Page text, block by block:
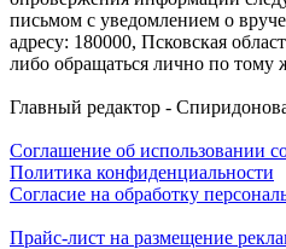
письмом с уведомлением о
адресу: 180000, Псковская
либо обращаться лично по тому
Главный редактор -
Соглашение об использовании
Политика конфиденциальности
Согласие на обработку
Прайс-лист на размещение